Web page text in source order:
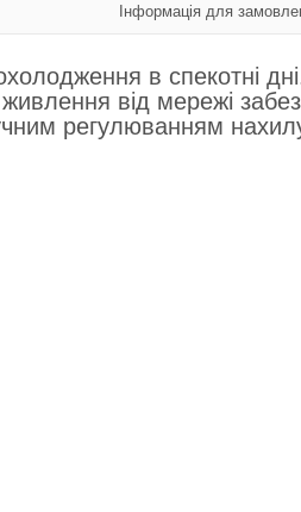
Інформація для
в спекотні
від мережі
регулюванням